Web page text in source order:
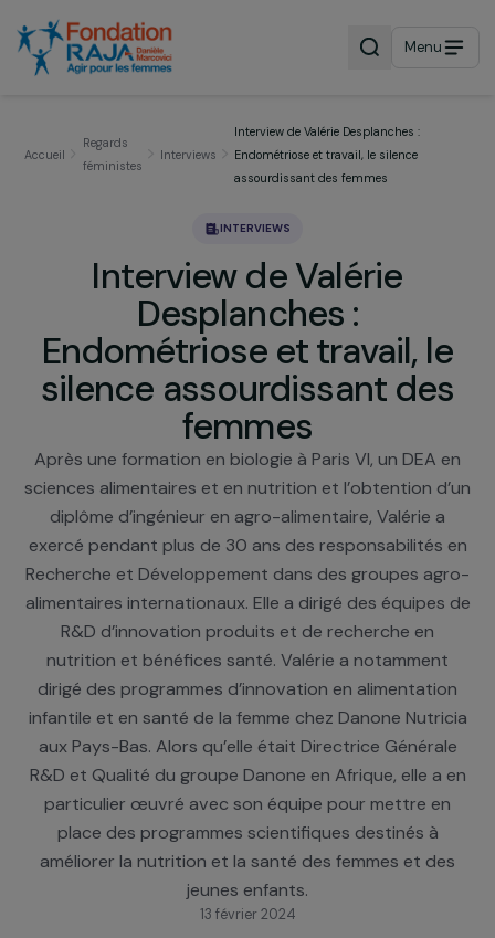
Menu
Regards
Interviews
Interview de Valérie Desplanches :
Endométriose et travail, le silence
Interview de Valérie
Desplanches :
Endométriose et travail,
silence assourdissant
femmes
Après une formation en biologie à Paris VI, un DEA
sciences alimentaires et en nutrition et l’obtention
diplôme d’ingénieur en agro-alimentaire, Valérie a
exercé pendant plus de 30 ans des
Recherche et Développement dans des groupes
alimentaires internationaux. Elle a dirigé des
R&D d’innovation produits et de recherche en
dirigé des programmes d’innovation en
infantile et en santé de la femme chez Danone
aux Pays-Bas. Alors qu’elle était Directrice
R&D et Qualité du groupe Danone en Afrique, elle
particulier œuvré avec son équipe pour mettre
place des programmes scientifiques destinés à